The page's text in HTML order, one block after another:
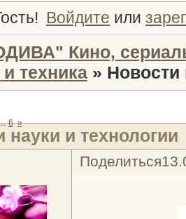
Войдите или
Кино,
техника » Новости
науки и технологии
6 »
Поделиться